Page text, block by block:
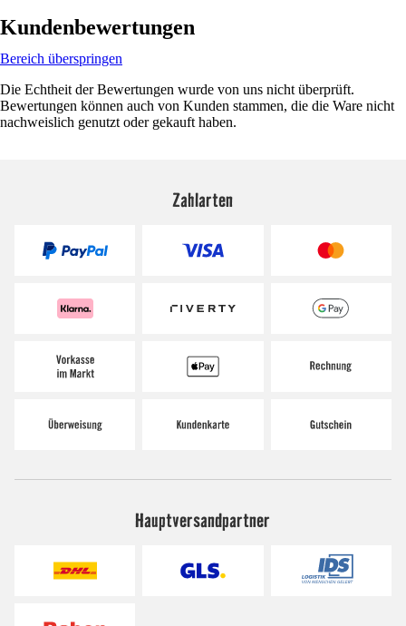
Kundenbewertungen
Bereich überspringen
Die Echtheit der Bewertungen wurde von uns nicht überprüft.
Bewertungen können auch von Kunden stammen, die die Ware nicht
nachweislich genutzt oder gekauft haben.
Zahlarten
Hauptversandpartner